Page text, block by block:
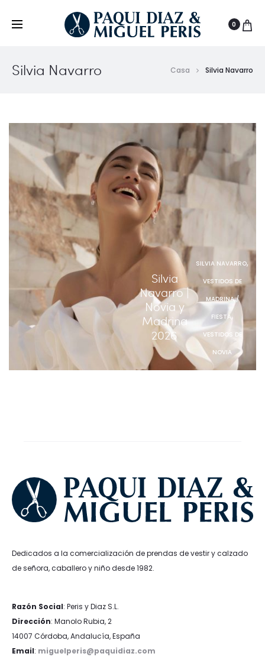
0
Silvia Navarro Casa Silvia Navarro
Silvia
Navarro |
Novia y
Madrina
2026
SILVIA NAVARRO,
VESTIDOS DE
MADRINA /
FIESTA,
VESTIDOS DE
NOVIA
Dedicados a la comercialización de prendas de vestir y calzado
de señora, caballero y niño desde 1982.
Razón Social: Peris y Diaz S.L.
Dirección: Manolo Rubia, 2
14007 Córdoba, Andalucía, España
Email: miguelperis@paquidiaz.com